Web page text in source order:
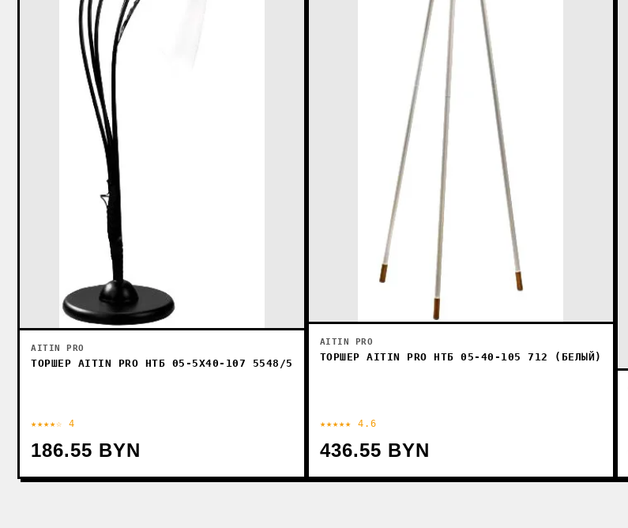
AITIN PRO
ТОРШЕР AITIN PRO НТБ 05-5X40-107 5548/5
★★★★☆ 4
186.55 BYN
AITIN PRO
ТОРШЕР AITIN PRO НТБ 05-40-105 712 (БЕЛЫЙ)
★★★★★ 4.6
436.55 BYN